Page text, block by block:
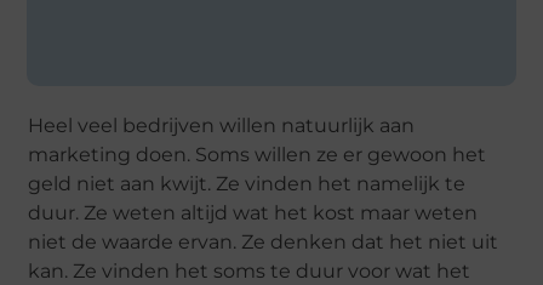
Heel veel bedrijven willen natuurlijk aan
marketing doen. Soms willen ze er gewoon het
geld niet aan kwijt. Ze vinden het namelijk te
duur. Ze weten altijd wat het kost maar weten
niet de waarde ervan. Ze denken dat het niet uit
kan. Ze vinden het soms te duur voor wat het